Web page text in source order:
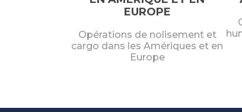
EUROPE
Opérations de nolisement et
cargo dans les Amériques et en
Europe